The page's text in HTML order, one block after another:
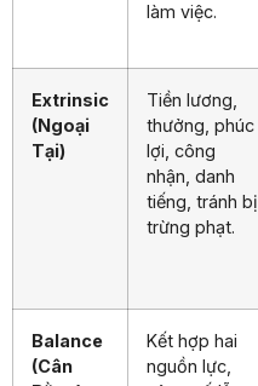
làm việc.
Extrinsic
(Ngoại
Tại)
Tiền lương,
thưởng, phúc
lợi, công
nhận, danh
tiếng, tránh bị
trừng phạt.
Balance
(Cân
Kết hợp hai
nguồn lực,